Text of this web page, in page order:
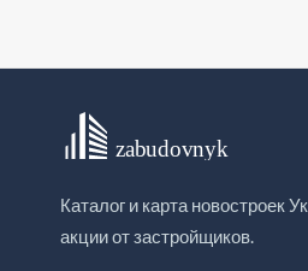
Каталог и карта новостроек
акции от застройщиков.